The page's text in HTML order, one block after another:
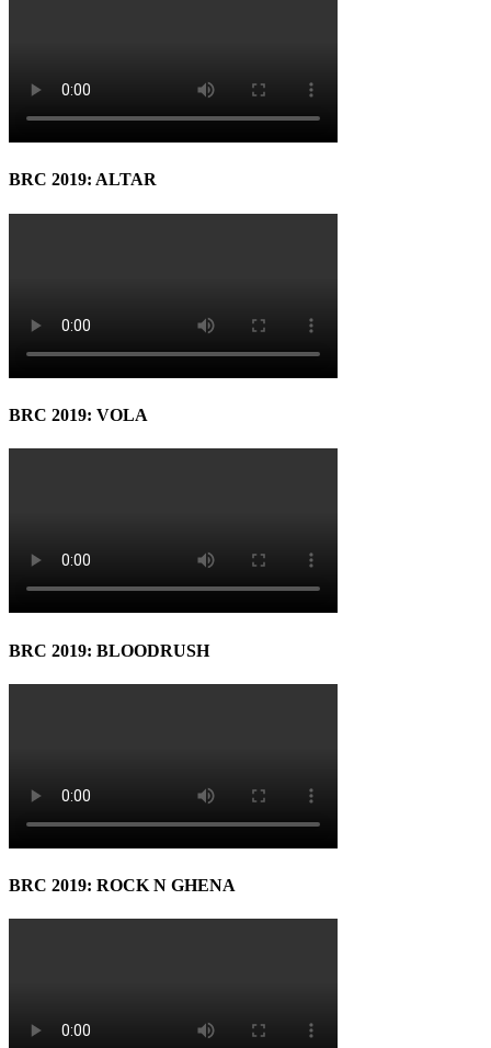
BRC 2019: ALTAR
BRC 2019: VOLA
BRC 2019: BLOODRUSH
BRC 2019: ROCK N GHENA